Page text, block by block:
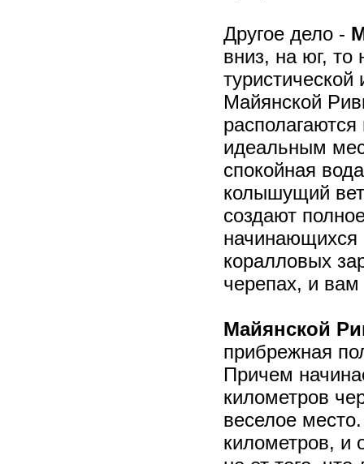
Другое дело -
вниз, на юг, то
Майянской
идеальным
спокойная
колышущий
создают
начинающихся
коралловых
черепах, и вам
Майянской
прибрежная
Причем
километров
веселое
километров, и